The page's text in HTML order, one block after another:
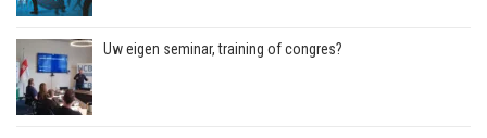
Uw eigen seminar, training of congres?